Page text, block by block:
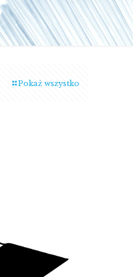
Pokaż wszystko